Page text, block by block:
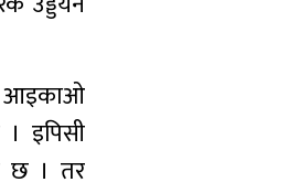
आइकाओ
इपिसी
छ । तर